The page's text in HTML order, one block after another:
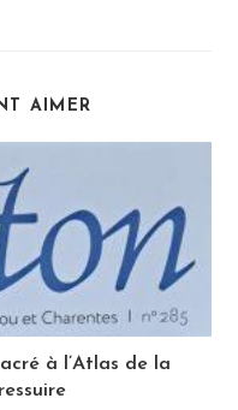
AIMER
à l’Atlas de la